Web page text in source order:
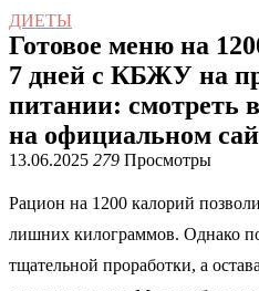
ДИЕТЫ
Готовое меню на
7 дней с КБЖУ на
питании: смотреть
на официальном
13.06.2025 279 Просмотры
Рацион на 1200 калорий
лишних килограммов. Однако
тщательной проработки, а